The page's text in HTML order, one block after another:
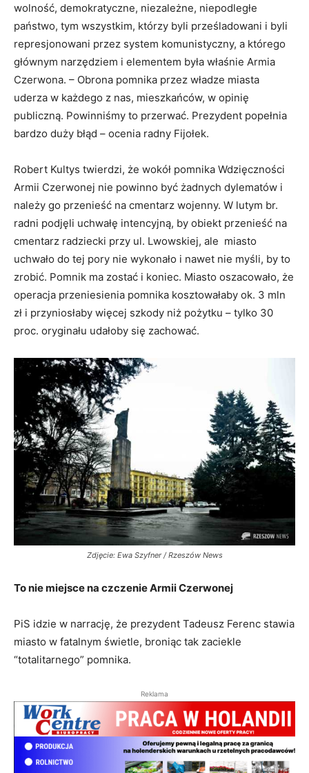
wolność, demokratyczne, niezależne, niepodległe
państwo, tym wszystkim, którzy byli prześladowani i byli
represjonowani przez system komunistyczny, a którego
głównym narzędziem i elementem była właśnie Armia
Czerwona. – Obrona pomnika przez władze miasta
uderza w każdego z nas, mieszkańców, w opinię
publiczną. Powinniśmy to przerwać. Prezydent popełnia
bardzo duży błąd – ocenia radny Fijołek.
Robert Kultys twierdzi, że wokół pomnika Wdzięczności
Armii Czerwonej nie powinno być żadnych dylematów i
należy go przenieść na cmentarz wojenny. W lutym br.
radni podjęli uchwałę intencyjną, by obiekt przenieść na
cmentarz radziecki przy ul. Lwowskiej, ale miasto
uchwało do tej pory nie wykonało i nawet nie myśli, by to
zrobić. Pomnik ma zostać i koniec. Miasto oszacowało, że
operacja przeniesienia pomnika kosztowałaby ok. 3 mln
zł i przyniosłaby więcej szkody niż pożytku – tylko 30
proc. oryginału udałoby się zachować.
Zdjęcie: Ewa Szyfner / Rzeszów News
To nie miejsce na czczenie Armii Czerwonej
PiS idzie w narrację, że prezydent Tadeusz Ferenc stawia
miasto w fatalnym świetle, broniąc tak zaciekle
“totalitarnego” pomnika.
Reklama